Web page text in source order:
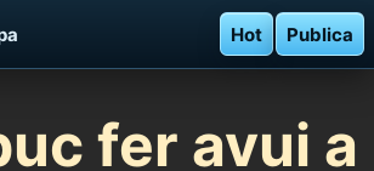
Hot Publica
fer avui a